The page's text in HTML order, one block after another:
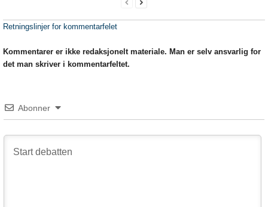
Retningslinjer for kommentarfelet
Kommentarer er ikke redaksjonelt materiale. Man er selv ansvarlig for
det man skriver i kommentarfeltet.
Abonner